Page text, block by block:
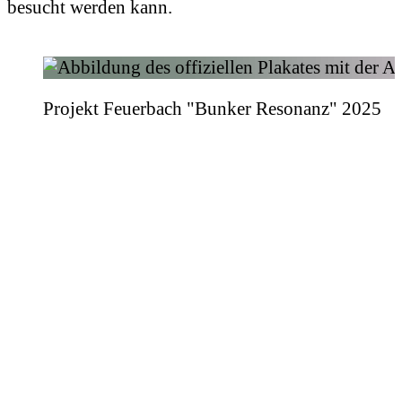
besucht werden kann.
Projekt Feuerbach "Bunker Resonanz" 2025